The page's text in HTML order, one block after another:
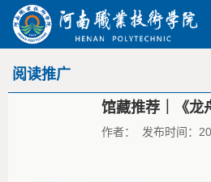
阅读推广
馆藏推荐｜《龙
作者： 发布时间：